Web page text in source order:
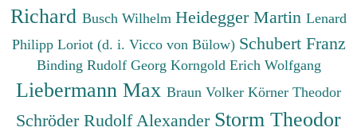
Richard Busch Wilhelm Heidegger Martin Lenard
Philipp Loriot (d. i. Vicco von Bülow) Schubert Franz
Binding Rudolf Georg Korngold Erich Wolfgang
Liebermann Max Braun Volker Körner Theodor
Schröder Rudolf Alexander Storm Theodor